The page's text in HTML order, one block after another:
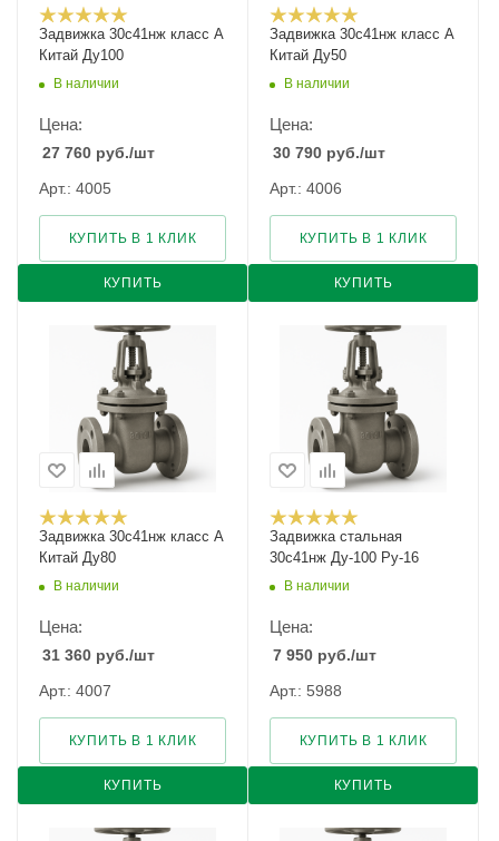
Задвижка 30с41нж класс А
Китай Ду100
В наличии
Цена:
27 760 руб./шт
Арт.: 4005
КУПИТЬ
КУПИТЬ В 1 КЛИК
Задвижка 30с41нж класс А
Китай Ду50
В наличии
Цена:
30 790 руб./шт
Арт.: 4006
КУПИТЬ
КУПИТЬ В 1 КЛИК
Задвижка 30с41нж класс А
Китай Ду80
В наличии
Цена:
31 360 руб./шт
Арт.: 4007
КУПИТЬ
КУПИТЬ В 1 КЛИК
Задвижка стальная
30с41нж Ду-100 Ру-16
В наличии
Цена:
7 950 руб./шт
Арт.: 5988
КУПИТЬ
КУПИТЬ В 1 КЛИК